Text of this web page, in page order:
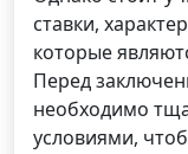
ставки,
которые
Перед
необходимо
условиями,